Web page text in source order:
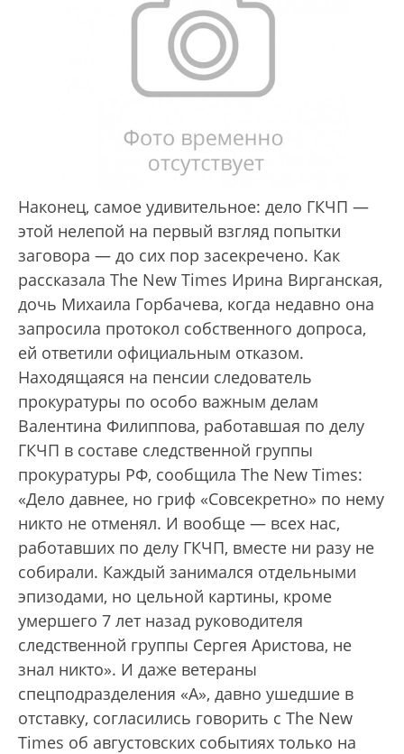
Наконец, самое удивительное: дело ГКЧП —
этой нелепой на первый взгляд попытки
заговора — до сих пор засекречено. Как
рассказала The New Times Ирина Вирганская,
дочь Михаила Горбачева, когда недавно она
запросила протокол собственного допроса,
ей ответили официальным отказом.
Находящаяся на пенсии следователь
прокуратуры по особо важным делам
Валентина Филиппова, работавшая по делу
ГКЧП в составе следственной группы
прокуратуры РФ, сообщила The New Times:
«Дело давнее, но гриф «Совсекретно» по нему
никто не отменял. И вообще — всех нас,
работавших по делу ГКЧП, вместе ни разу не
собирали. Каждый занимался отдельными
эпизодами, но цельной картины, кроме
умершего 7 лет назад руководителя
следственной группы Сергея Аристова, не
знал никто». И даже ветераны
спецподразделения «А», давно ушедшие в
отставку, согласились говорить с The New
Times об августовских событиях только на